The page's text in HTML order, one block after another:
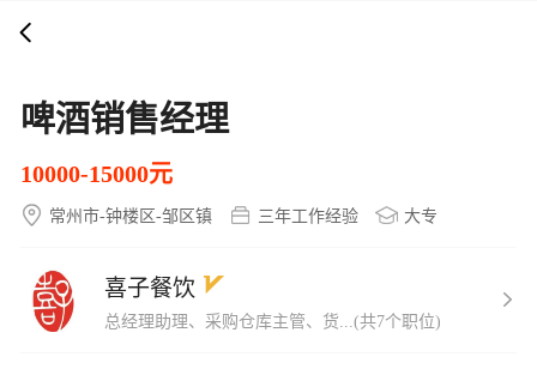
啤酒销售经理
10000-15000元
常州市-钟楼区-邹区镇 三年工作经验 大专
喜子餐饮
总经理助理、采购仓库主管、货...(共7个职位)